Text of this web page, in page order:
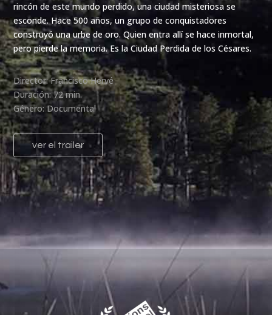
rincón de este mundo perdido, una ciudad misteriosa se
esconde. Hace 500 años, un grupo de conquistadores
construyó una urbe de oro. Quien entra allí se hace inmortal,
pero pierde la memoria. Es la Ciudad Perdida de los Césares.
Director: Francisco Hervé
Duración: 72 min.
Género: Documental
ver el trailer